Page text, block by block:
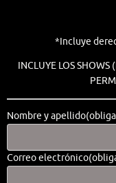
*Incluye
INCLUYE LOS
Nombre y apellido
Correo electrónico